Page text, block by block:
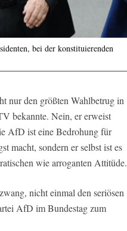
bei der konstituierenden
nur den größten Wahlbetrug in
bekannte. Nein, er erweist
AfD ist eine Bedrohung für
macht, sondern er selbst ist es
wie arroganten Attitüde.
nicht einmal den seriösen
AfD im Bundestag zum